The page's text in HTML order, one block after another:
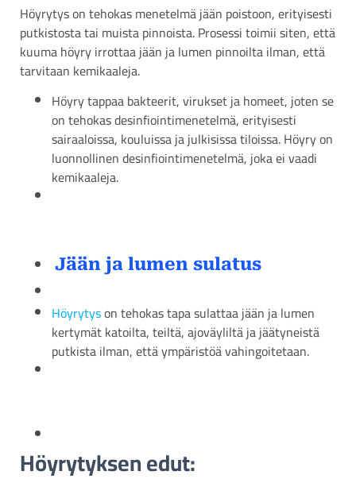
Höyrytys on tehokas menetelmä jään poistoon, erityisesti
putkistosta tai muista pinnoista. Prosessi toimii siten, että
kuuma höyry irrottaa jään ja lumen pinnoilta ilman, että
tarvitaan kemikaaleja.
Höyry tappaa bakteerit, virukset ja homeet, joten se
on tehokas desinfiointimenetelmä, erityisesti
sairaaloissa, kouluissa ja julkisissa tiloissa. Höyry on
luonnollinen desinfiointimenetelmä, joka ei vaadi
kemikaaleja.
Jään ja lumen sulatus
Höyrytyson tehokas tapa sulattaa jään ja lumen
kertymät katoilta, teiltä, ajoväyliltä ja jäätyneistä
putkista ilman, että ympäristöä vahingoitetaan.
Höyrytyksen edut: